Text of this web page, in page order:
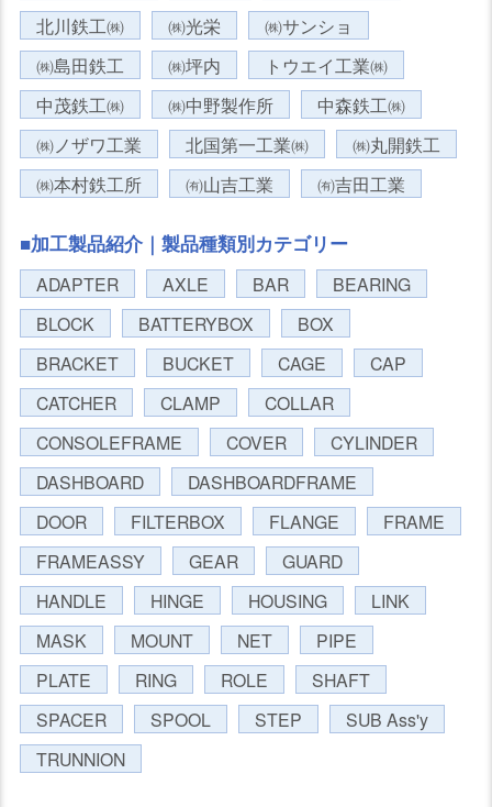
北川鉄工㈱
㈱光栄
㈱サンショ
㈱島田鉄工
㈱坪内
トウエイ工業㈱
中茂鉄工㈱
㈱中野製作所
中森鉄工㈱
㈱ノザワ工業
北国第一工業㈱
㈱丸開鉄工
㈱本村鉄工所
㈲山吉工業 ㈲吉田工業
■加工製品紹介｜製品種類別カテゴリー
ADAPTER AXLE BAR
BEARING
BLOCK
BATTERYBOX
BOX
BRACKET
BUCKET CAGE
CAP
CATCHER
CLAMP
COLLAR
CONSOLEFRAME
COVER
CYLINDER
DASHBOARD
DASHBOARDFRAME
DOOR
FILTERBOX FLANGE
FRAME
FRAMEASSY
GEAR
GUARD
HANDLE
HINGE HOUSING
LINK
MASK
MOUNT NET
PIPE
PLATE
RING ROLE
SHAFT
SPACER
SPOOL STEP
SUB Ass'y
TRUNNION